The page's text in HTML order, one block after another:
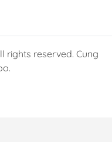
rights reserved. Cung